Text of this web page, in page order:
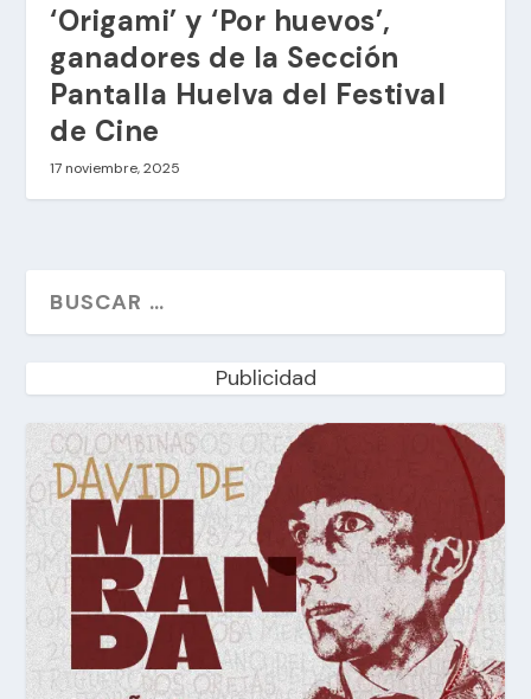
‘Origami’ y ‘Por huevos’,
ganadores de la Sección
Pantalla Huelva del Festival
de Cine
17 noviembre, 2025
Publicidad